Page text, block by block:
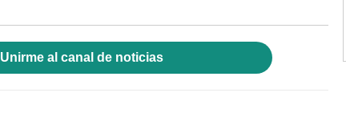
Unirme al canal de noticias